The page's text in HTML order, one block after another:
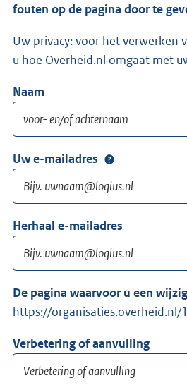
fouten op de pagina door te
Uw privacy: voor het verwerken
u hoe Overheid.nl omgaat met
Naam
Uw e-mailadres
Herhaal e-mailadres
De pagina waarvoor u een
https://organisaties.overheid.nl/
Verbetering of aanvulling